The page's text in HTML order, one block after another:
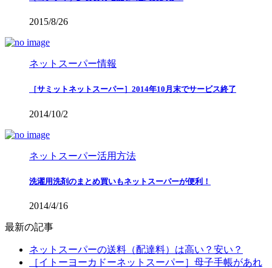
2015/8/26
ネットスーパー情報
［サミットネットスーパー］2014年10月末でサービス終了
2014/10/2
ネットスーパー活用方法
洗濯用洗剤のまとめ買いもネットスーパーが便利！
2014/4/16
最新の記事
ネットスーパーの送料（配達料）は高い？安い？
［イトーヨーカドーネットスーパー］母子手帳があれ